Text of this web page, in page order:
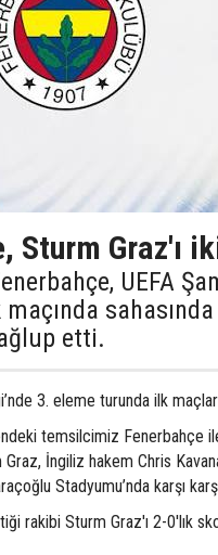
Sturm Graz'ı
UEFA
etti.
3. eleme turunda ilk
temsilcimiz Fenerbahçe ile
İngiliz hakem Chris
Stadyumu’nda karşı
rakibi Sturm Graz'ı 2-0'lık